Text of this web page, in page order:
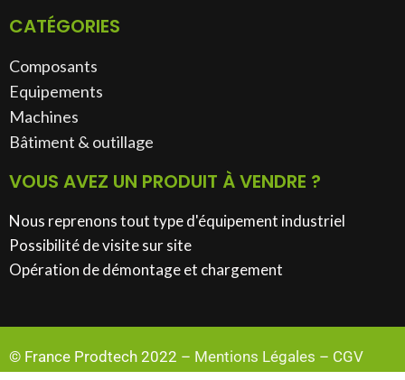
CATÉGORIES
Composants
Equipements
Machines
Bâtiment & outillage​
VOUS AVEZ UN PRODUIT À VENDRE ?
Nous reprenons tout type d'équipement industriel
Possibilité de visite sur site
Opération de démontage et chargement
© France Prodtech 2022 – Mentions Légales – CGV